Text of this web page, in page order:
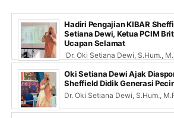
Hadiri Pengajian KIBAR
Setiana Dewi, Ketua PCIM
Ucapan Selamat
Dr. Oki Setiana Dewi, S.Hum.,
Oki Setiana Dewi Ajak
Sheffield Didik Generasi
Dr. Oki Setiana Dewi, S.Hum.,